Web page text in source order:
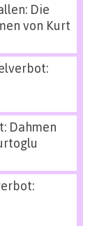
Die
von Kurt
Dahmen